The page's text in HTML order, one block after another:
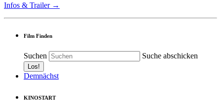
Infos & Trailer →
Film Finden
Suchen Suche abschicken
Demnächst
KINOSTART